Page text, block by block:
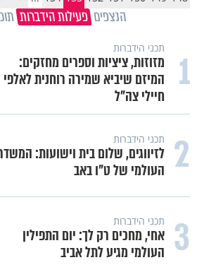
הנצפים פעילות הידברות
1 תכני הידברות
מזוזות, ציציות וספרים מחזקים:
המיזם שיביא שמירה רוחנית לאלפי
חיילי צה"ל
2 תכני הידברות
לזיווגים, שלום בית וישועות:
העולמי של ט"ו באב
3 תכני הידברות
אחי, מחכים רק לך: יום התפילין
העולמי מגיע לתל אביב